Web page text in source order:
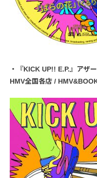
・『KICK UP!! E.P.』アザ
HMV全国各店 /